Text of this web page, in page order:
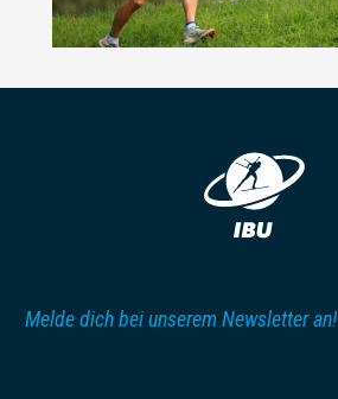
Melde dich bei unserem Newsletter an!